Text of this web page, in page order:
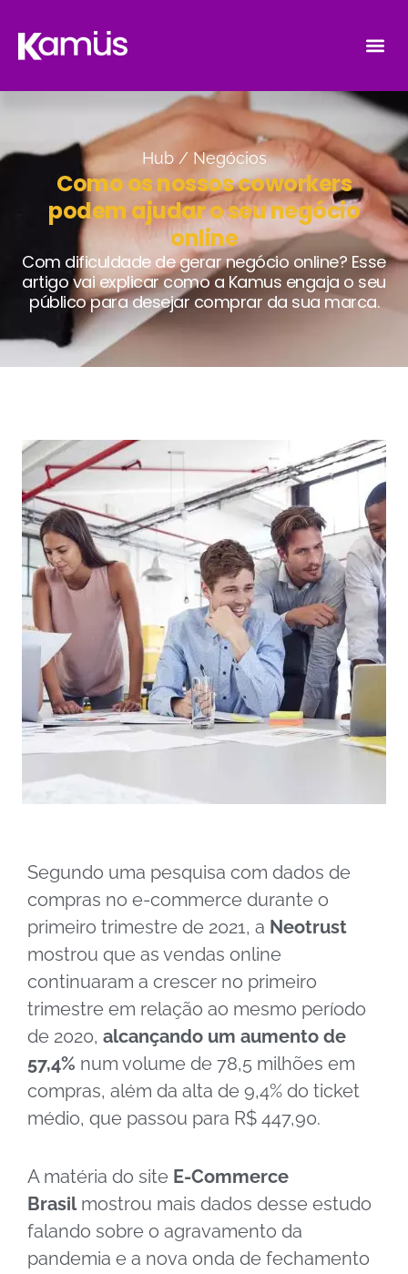
Hub / Negócios
Como os nossos coworkers
podem ajudar o seu negócio
online
Com dificuldade de gerar negócio online? Esse
artigo vai explicar como a Kamus engaja o seu
público para desejar comprar da sua marca.
Segundo uma pesquisa com dados de
compras no e-commerce durante o
primeiro trimestre de 2021, a Neotrust
mostrou que as vendas online
continuaram a crescer no primeiro
trimestre em relação ao mesmo período
de 2020, alcançando um aumento de
57,4% num volume de 78,5 milhões em
compras, além da alta de 9,4% do ticket
médio, que passou para R$ 447,90.
A matéria do site E-Commerce
Brasilmostrou mais dados desse estudo
falando sobre o agravamento da
pandemia e a nova onda de fechamento